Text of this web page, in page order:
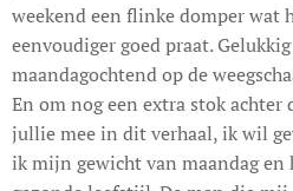
weekend een flinke domper wat
eenvoudiger goed praat.
maandagochtend op de
En om nog een extra stok achter
jullie mee in dit verhaal, ik wil
ik mijn gewicht van maandag